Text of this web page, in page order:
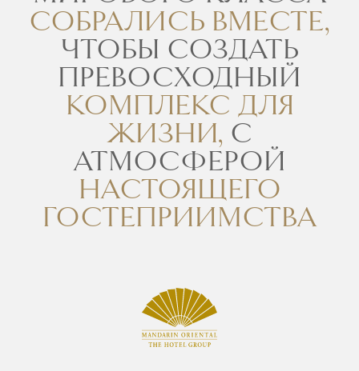
СОБРАЛИСЬ ВМЕСТЕ,
ЧТОБЫ СОЗДАТЬ
ПРЕВОСХОДНЫЙ
КОМПЛЕКС ДЛЯ
ЖИЗНИ, С
АТМОСФЕРОЙ
НАСТОЯЩЕГО
ГОСТЕПРИИМСТВА